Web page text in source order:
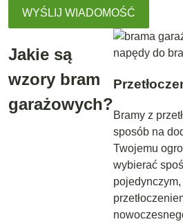
Jakie są
wzory bram
garażowych?
Bramy z
sposób na
Twojemu
wybierać